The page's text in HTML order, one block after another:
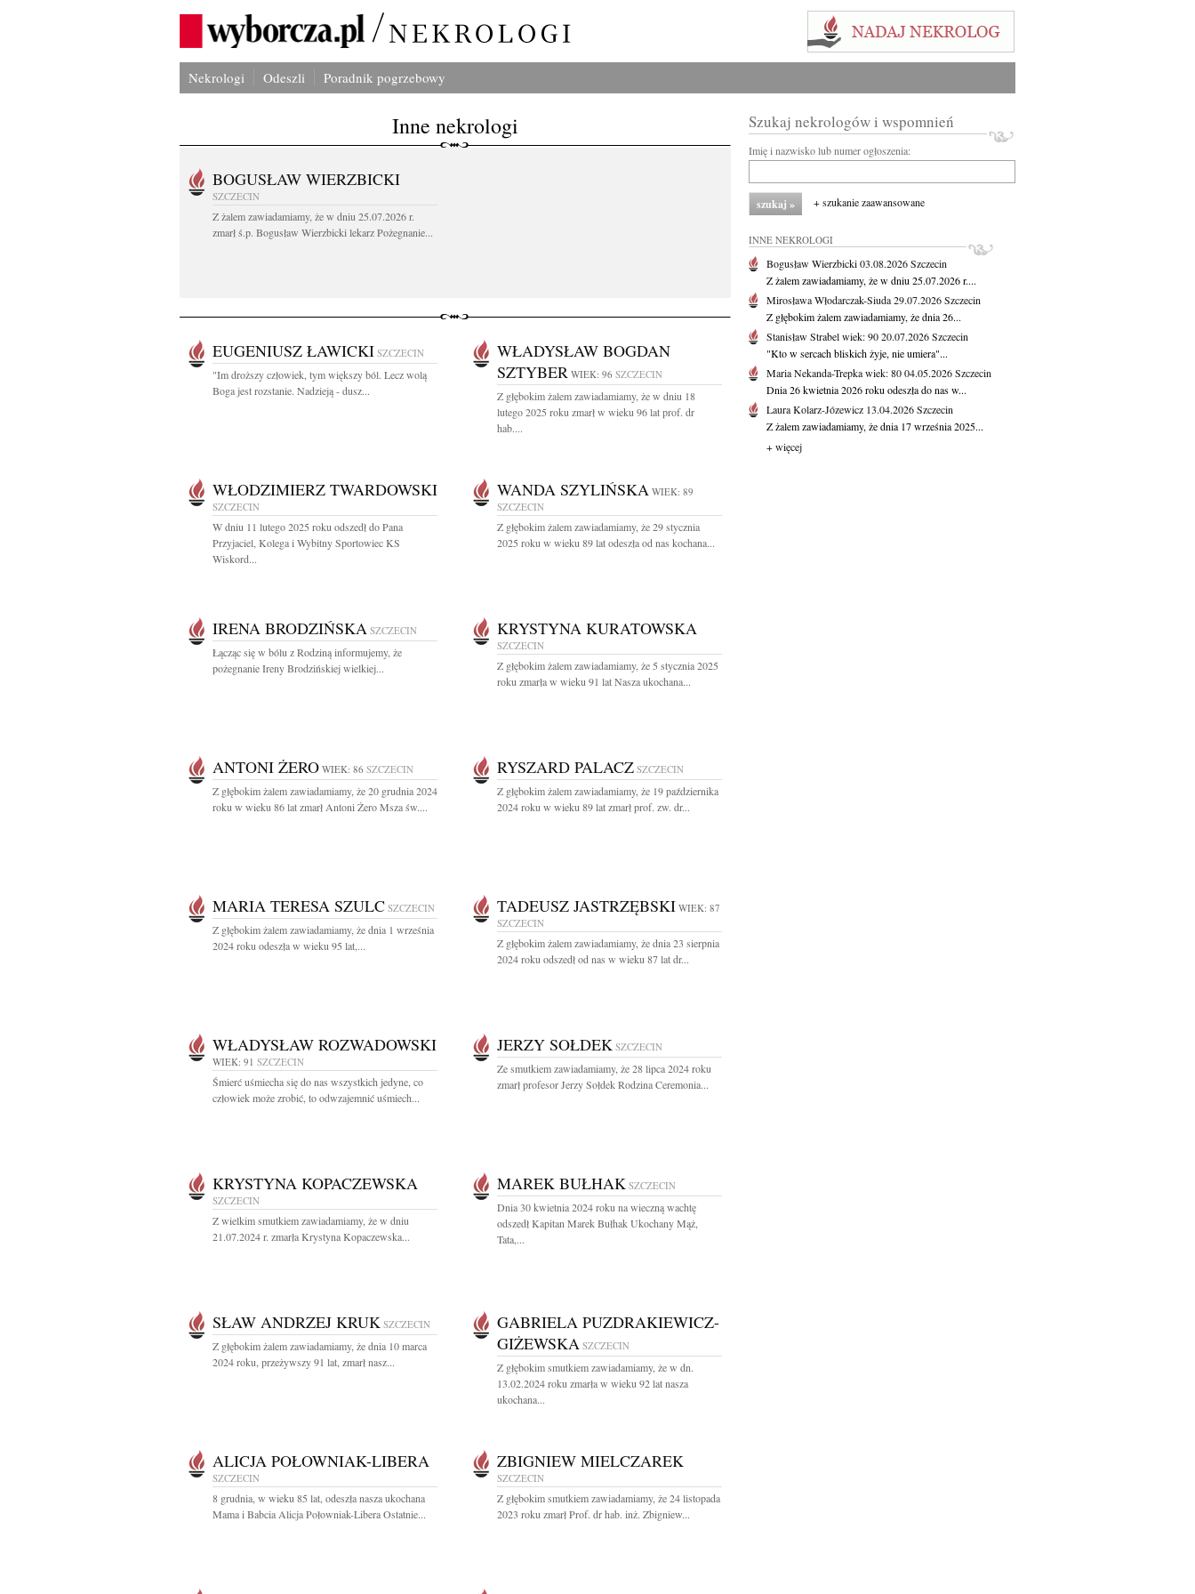
Nekrologi Odeszli Poradnik pogrzebowy
Inne nekrologi
BOGUSŁAW WIERZBICKI
SZCZECIN
Z żalem zawiadamiamy, że w dniu 25.07.2026 r.
zmarł ś.p. Bogusław Wierzbicki lekarz Pożegnanie...
EUGENIUSZ ŁAWICKI SZCZECIN
"Im droższy człowiek, tym większy ból. Lecz wolą
Boga jest rozstanie. Nadzieją - dusz...
WŁADYSŁAW BOGDAN
SZTYBER WIEK: 96 SZCZECIN
Z głębokim żalem zawiadamiamy, że w dniu 18
lutego 2025 roku zmarł w wieku 96 lat prof. dr
hab....
WŁODZIMIERZ TWARDOWSKI
SZCZECIN
W dniu 11 lutego 2025 roku odszedł do Pana
Przyjaciel, Kolega i Wybitny Sportowiec KS
Wiskord...
WANDA SZYLIŃSKA WIEK: 89
SZCZECIN
Z głębokim żalem zawiadamiamy, że 29 stycznia
2025 roku w wieku 89 lat odeszła od nas kochana...
IRENA BRODZIŃSKA SZCZECIN
Łącząc się w bólu z Rodziną informujemy, że
pożegnanie Ireny Brodzińskiej wielkiej...
KRYSTYNA KURATOWSKA
SZCZECIN
Z głębokim żalem zawiadamiamy, że 5 stycznia 2025
roku zmarła w wieku 91 lat Nasza ukochana...
ANTONI ŻERO WIEK: 86 SZCZECIN
Z głębokim żalem zawiadamiamy, że 20 grudnia 2024
roku w wieku 86 lat zmarł Antoni Żero Msza św....
RYSZARD PALACZ SZCZECIN
Z głębokim żalem zawiadamiamy, że 19 października
2024 roku w wieku 89 lat zmarł prof. zw. dr...
MARIA TERESA SZULC SZCZECIN
Z głębokim żalem zawiadamiamy, że dnia 1 września
2024 roku odeszła w wieku 95 lat,...
TADEUSZ JASTRZĘBSKI WIEK: 87
SZCZECIN
Z głębokim żalem zawiadamiamy, że dnia 23 sierpnia
2024 roku odszedł od nas w wieku 87 lat dr...
WŁADYSŁAW ROZWADOWSKI
WIEK: 91 SZCZECIN
Śmierć uśmiecha się do nas wszystkich jedyne, co
człowiek może zrobić, to odwzajemnić uśmiech...
JERZY SOŁDEK SZCZECIN
Ze smutkiem zawiadamiamy, że 28 lipca 2024 roku
zmarł profesor Jerzy Sołdek Rodzina Ceremonia...
KRYSTYNA KOPACZEWSKA
SZCZECIN
Z wielkim smutkiem zawiadamiamy, że w dniu
21.07.2024 r. zmarła Krystyna Kopaczewska...
MAREK BUŁHAK SZCZECIN
Dnia 30 kwietnia 2024 roku na wieczną wachtę
odszedł Kapitan Marek Bułhak Ukochany Mąż,
Tata,...
SŁAW ANDRZEJ KRUK SZCZECIN
Z głębokim żalem zawiadamiamy, że dnia 10 marca
2024 roku, przeżywszy 91 lat, zmarł nasz...
GABRIELA PUZDRAKIEWICZ-
GIŻEWSKA SZCZECIN
Z głębokim smutkiem zawiadamiamy, że w dn.
13.02.2024 roku zmarła w wieku 92 lat nasza
ukochana...
ALICJA POŁOWNIAK-LIBERA
SZCZECIN
8 grudnia, w wieku 85 lat, odeszła nasza ukochana
Mama i Babcia Alicja Połowniak-Libera Ostatnie...
ZBIGNIEW MIELCZAREK
SZCZECIN
Z głębokim smutkiem zawiadamiamy, że 24 listopada
2023 roku zmarł Prof. dr hab. inż. Zbigniew...
Szukaj nekrologów i wspomnień
Imię i nazwisko lub numer ogłoszenia:
+ szukanie zaawansowane
INNE NEKROLOGI
Bogusław Wierzbicki03.08.2026Szczecin
Z żalem zawiadamiamy, że w dniu 25.07.2026 r....
Mirosława Włodarczak-Siuda29.07.2026Szczecin
Z głębokim żalem zawiadamiamy, że dnia 26...
Stanisław Strabelwiek: 9020.07.2026Szczecin
"Kto w sercach bliskich żyje, nie umiera"...
Maria Nekanda-Trepkawiek: 8004.05.2026Szczecin
Dnia 26 kwietnia 2026 roku odeszła do nas w...
Laura Kolarz-Józewicz 13.04.2026Szczecin
Z żalem zawiadamiamy, że dnia 17 września 2025...
+ więcej